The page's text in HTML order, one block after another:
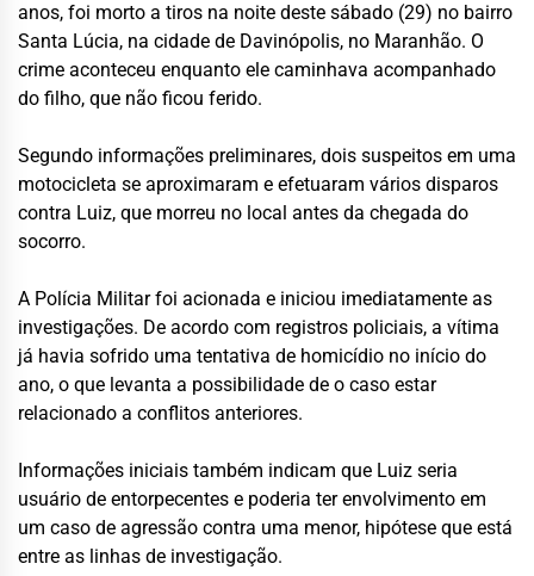
anos, foi morto a tiros na noite deste sábado (29) no bairro
Santa Lúcia, na cidade de Davinópolis, no Maranhão. O
crime aconteceu enquanto ele caminhava acompanhado
do filho, que não ficou ferido.
Segundo informações preliminares, dois suspeitos em uma
motocicleta se aproximaram e efetuaram vários disparos
contra Luiz, que morreu no local antes da chegada do
socorro.
A Polícia Militar foi acionada e iniciou imediatamente as
investigações. De acordo com registros policiais, a vítima
já havia sofrido uma tentativa de homicídio no início do
ano, o que levanta a possibilidade de o caso estar
relacionado a conflitos anteriores.
Informações iniciais também indicam que Luiz seria
usuário de entorpecentes e poderia ter envolvimento em
um caso de agressão contra uma menor, hipótese que está
entre as linhas de investigação.